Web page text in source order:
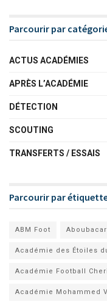
Parcourir par
ACTUS ACADÉMIES
APRÈS L’ACADÉMIE
DÉTECTION
SCOUTING
TRANSFERTS / ESSAIS
Parcourir par
ABM Foot
Académie des Étoiles
Académie Football
Académie Mohammed VI